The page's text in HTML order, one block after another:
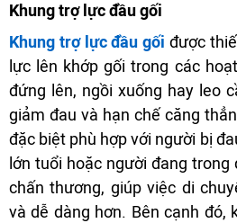
Khung trợ lực đầu gối
Khung trợ lực đầu gối được
lực lên khớp gối trong các
đứng lên, ngồi xuống hay leo
giảm đau và hạn chế căng
đặc biệt phù hợp với người bị
lớn tuổi hoặc người đang
chấn thương, giúp việc di
và dễ dàng hơn. Bên cạnh đó,